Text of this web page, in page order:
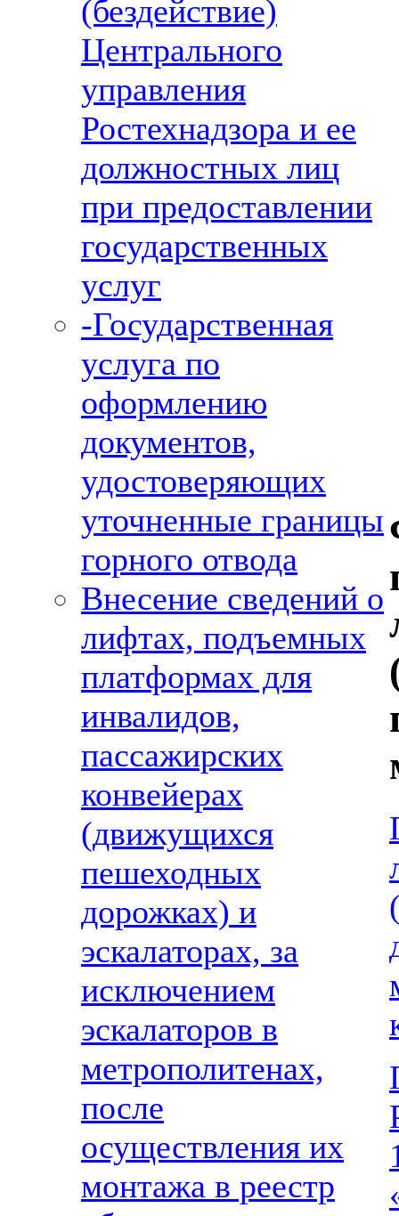
(бездействие)
Центрального
управления
Ростехнадзора и ее
должностных лиц
при предоставлении
государственных
услуг
-Государственная
услуга по
оформлению
документов,
удостоверяющих
уточненные границы
горного отвода
Внесение сведений о
лифтах, подъемных
платформах для
инвалидов,
пассажирских
конвейерах
(движущихся
пешеходных
дорожках) и
эскалаторах, за
исключением
эскалаторов в
метрополитенах,
после
осуществления их
монтажа в реестр